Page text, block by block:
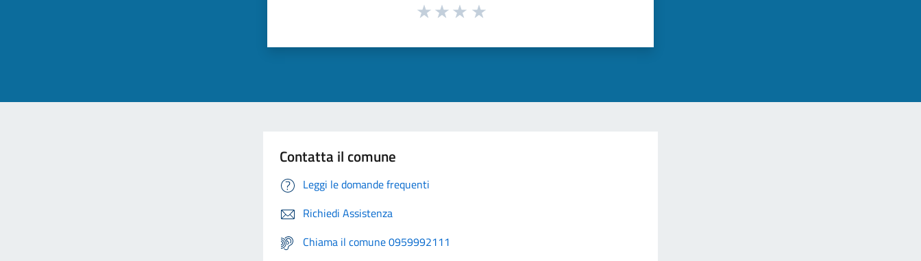
Contatta il comune
Leggi le domande frequenti
Richiedi Assistenza
Chiama il comune 0959992111